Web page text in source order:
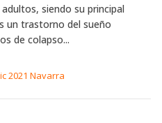
siendo su principal
un trastorno del sueño
de colapso...
2021 Navarra